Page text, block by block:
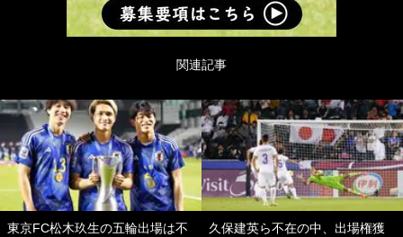
関連記事
東京FC松木玖生の五輪出場は不
久保建英ら不在の中、出場権獲